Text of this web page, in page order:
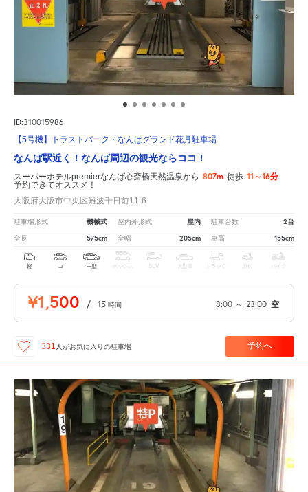
ID:310015986
【5号機】トラストパーク・なんばグランド花月駐車場
なんば駅近く！なんば周辺の観光ならココ！
スーパーホテルpremierなんば心斎橋天然温泉から 807m 徒歩 11～16分
予約できてオススメ！
大阪府大阪市中央区難波千日前11-6
駐車場形式 機械式 屋内外形式 屋内 駐車台数 2台
全長 575cm 全幅 205cm 車高 155cm
軽 コ 中型 ボックス SUV 大型車 トラック 原付 バイク
¥1,500 / 15 時間 8:00 ～ 23:00 空
331 人がお気に入りの駐車場 予約へ